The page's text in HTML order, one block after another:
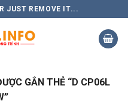
JUST REMOVE IT...
GẮN THẺ “D CP06L